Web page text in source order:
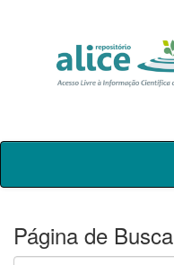
Skip
Página de Busca